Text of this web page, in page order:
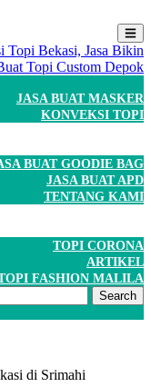
JASA BUAT MASKER
KONVEKSI TOPI
BUAT GOODIE BAG
JASA BUAT APD
TENTANG KAMI
TOPI CORONA
ARTIKEL
FASHION MALILA
di Srimahi